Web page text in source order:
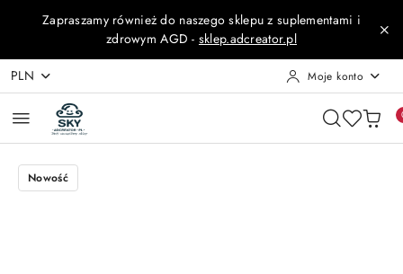
Przejdź do treści głównej
Przejdź do wyszukiwarki
Przejdź do moje konto
Przejdź do menu głównego
Przejdź do opisu produktu
Przejdź do stopki
Zapraszamy również do naszego sklepu z suplementami i
zdrowym AGD - sklep.adcreator.pl
PLN Moje konto
Nowość